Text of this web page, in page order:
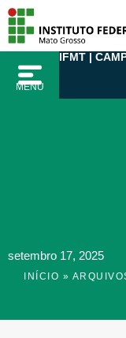
para
conteúdo
MENU
IFMT |
setembro 17, 2025
INÍCIO »